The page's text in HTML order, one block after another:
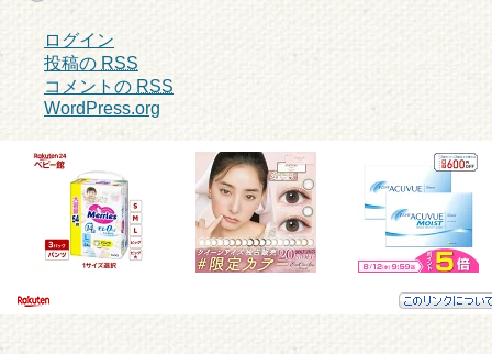
ログイン
投稿の RSS
コメントの RSS
WordPress.org